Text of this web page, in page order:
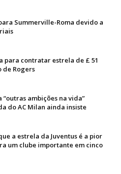
Summerville-Roma devido a
para contratar estrela de £ 51
de Rogers
“outras ambições na vida”
do AC Milan ainda insiste
a estrela da Juventus é a pior
um clube importante em cinco